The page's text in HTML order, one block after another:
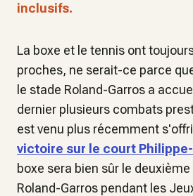
inclusifs.
La boxe et le tennis ont
proches, ne serait-ce parce
le stade Roland-Garros a
dernier plusieurs combats
est venu plus récemment
victoire sur le court
boxe sera bien sûr le
Roland-Garros pendant les